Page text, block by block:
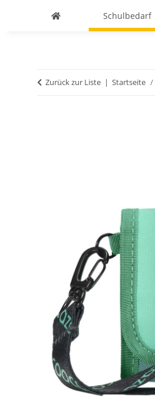
Schulbedarf
Zurück zur Liste Startseite